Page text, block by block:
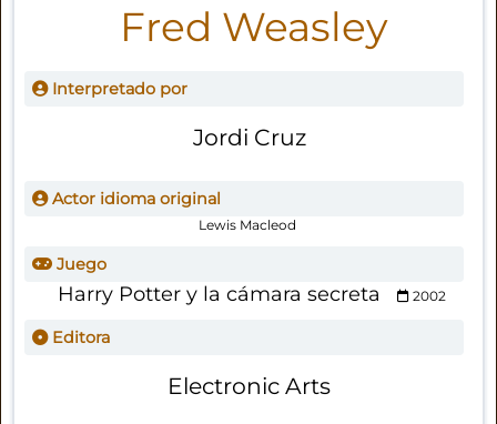
Fred Weasley
Interpretado por
Jordi Cruz
Actor idioma original
Lewis Macleod
Juego
Harry Potter y la cámara secreta 2002
Editora
Electronic Arts